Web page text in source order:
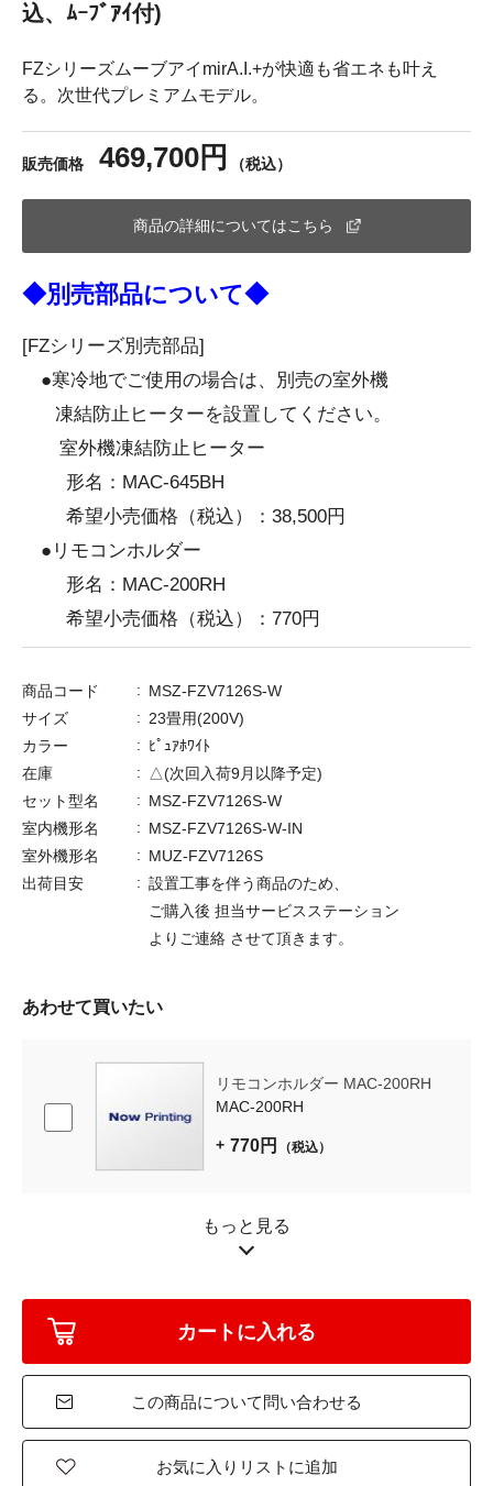
込、ﾑｰﾌﾞｱｲ付)
FZシリーズムーブアイmirA.I.+が快適も省エネも叶え
る。次世代プレミアムモデル。
販売価格 469,700円 （税込）
商品の詳細についてはこちら
◆別売部品について◆
[FZシリーズ別売部品]
●寒冷地でご使用の場合は、別売の室外機
凍結防止ヒーターを設置してください。
室外機凍結防止ヒーター
形名：MAC-645BH
希望小売価格（税込）：38,500円
●リモコンホルダー
形名：MAC-200RH
希望小売価格（税込）：770円
商品コード
MSZ-FZV7126S-W
サイズ
23畳用(200V)
カラー
ﾋﾟｭｱﾎﾜｲﾄ
在庫
△(次回入荷9月以降予定)
セット型名
MSZ-FZV7126S-W
室内機形名
MSZ-FZV7126S-W-IN
室外機形名
MUZ-FZV7126S
出荷目安
設置工事を伴う商品のため、
ご購入後 担当サービスステーション
よりご連絡 させて頂きます。
あわせて買いたい
リモコンホルダー MAC-200RH
MAC-200RH
770円 （税込）
もっと見る
この商品について問い合わせる
お気に入りリストに追加